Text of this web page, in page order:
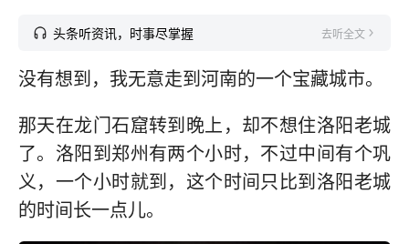
头条听资讯，时事尽掌握 去听全文
没有想到，我无意走到河南的一个宝藏城市。
那天在龙门石窟转到晚上，却不想住洛阳老城
了。洛阳到郑州有两个小时，不过中间有个巩
义，一个小时就到，这个时间只比到洛阳老城
的时间长一点儿。